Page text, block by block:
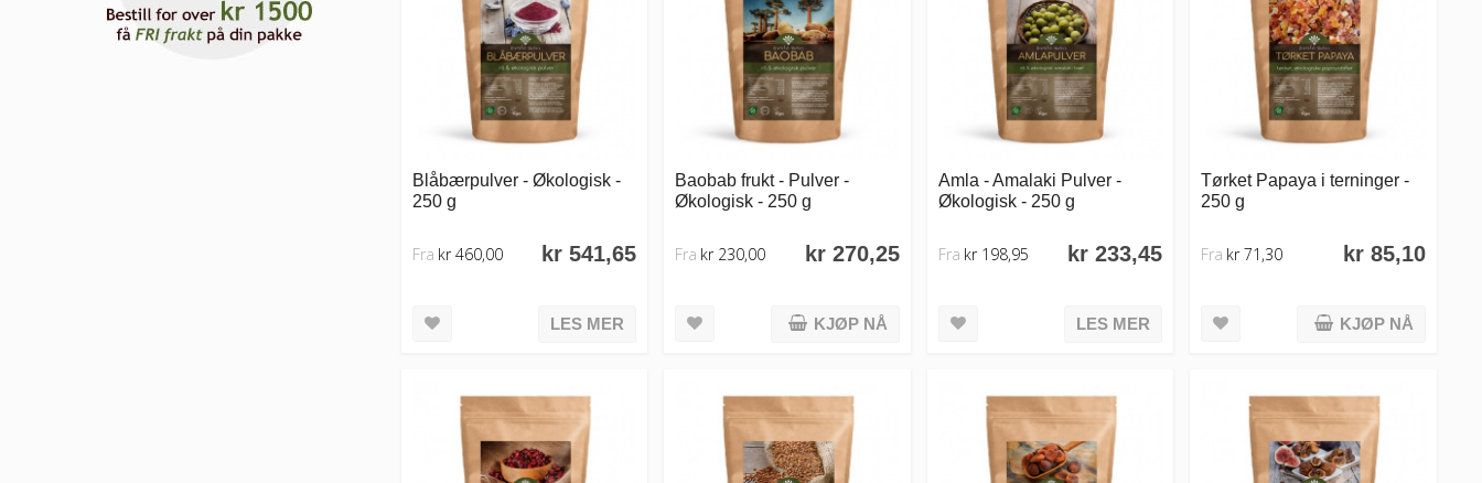
Blåbærpulver - Økologisk -
250 g
kr 541,65
Fra kr 460,00
LES MER
Baobab frukt - Pulver -
Økologisk - 250 g
kr 270,25
Fra kr 230,00
KJØP NÅ
Amla - Amalaki Pulver -
Økologisk - 250 g
kr 233,45
Fra kr 198,95
LES MER
Tørket Papaya i terninger -
250 g
kr 85,10
Fra kr 71,30
KJØP NÅ